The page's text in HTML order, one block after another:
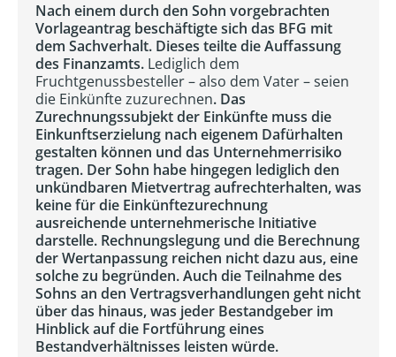
Nach einem durch den Sohn vorgebrachten
Vorlageantrag beschäftigte sich das BFG mit
dem Sachverhalt. Dieses teilte die Auffassung
des Finanzamts. Lediglich dem
Fruchtgenussbesteller – also dem Vater – seien
die Einkünfte zuzurechnen. Das
Zurechnungssubjekt der Einkünfte muss die
Einkunftserzielung nach eigenem Dafürhalten
gestalten können und das Unternehmerrisiko
tragen. Der Sohn habe hingegen lediglich den
unkündbaren Mietvertrag aufrechterhalten, was
keine für die Einkünftezurechnung
ausreichende unternehmerische Initiative
darstelle. Rechnungslegung und die Berechnung
der Wertanpassung reichen nicht dazu aus, eine
solche zu begründen. Auch die Teilnahme des
Sohns an den Vertragsverhandlungen geht nicht
über das hinaus, was jeder Bestandgeber im
Hinblick auf die Fortführung eines
Bestandverhältnisses leisten würde.